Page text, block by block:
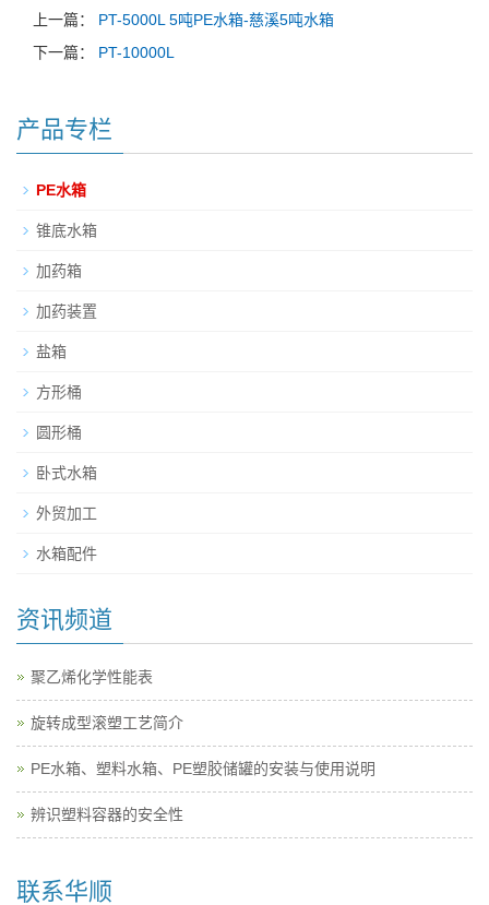
上一篇：
PT-5000L 5吨PE水箱-慈溪5吨水箱
下一篇：
PT-10000L
产品专栏
PE水箱
锥底水箱
加药箱
加药装置
盐箱
方形桶
圆形桶
卧式水箱
外贸加工
水箱配件
资讯频道
聚乙烯化学性能表
旋转成型滚塑工艺简介
PE水箱、塑料水箱、PE塑胶储罐的安装与使用说明
辨识塑料容器的安全性
联系华顺